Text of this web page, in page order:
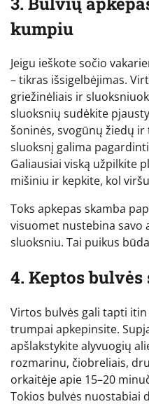
kumpiu
Jeigu ieškote sočio
– tikras išsigelbėjimas.
griežinėliais ir
sluoksnių sudėkite
šoninės, svogūnų žiedų
sluoksnį galima
Galiausiai viską užpilkite
mišiniu ir kepkite, kol
Toks apkepas skamba
visuomet nustebina
sluoksniu. Tai puikus
4. Keptos
Virtos bulvės gali tapti
trumpai apkepinsite.
apšlakstykite alyvuogių
rozmarinu, čiobreliais,
orkaitėje apie 15–20
Tokios bulvės nuostabiai